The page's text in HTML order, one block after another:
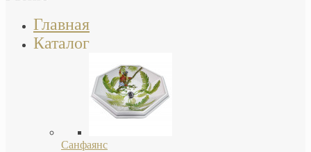
Главная
Каталог
Санфаянс